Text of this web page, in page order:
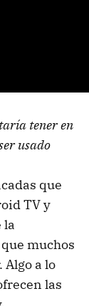
tener en
usado
que
TV y
la
muchos
a lo
las